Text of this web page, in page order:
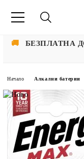
🚚 БЕЗПЛАТНА
Начало Алкални батерии